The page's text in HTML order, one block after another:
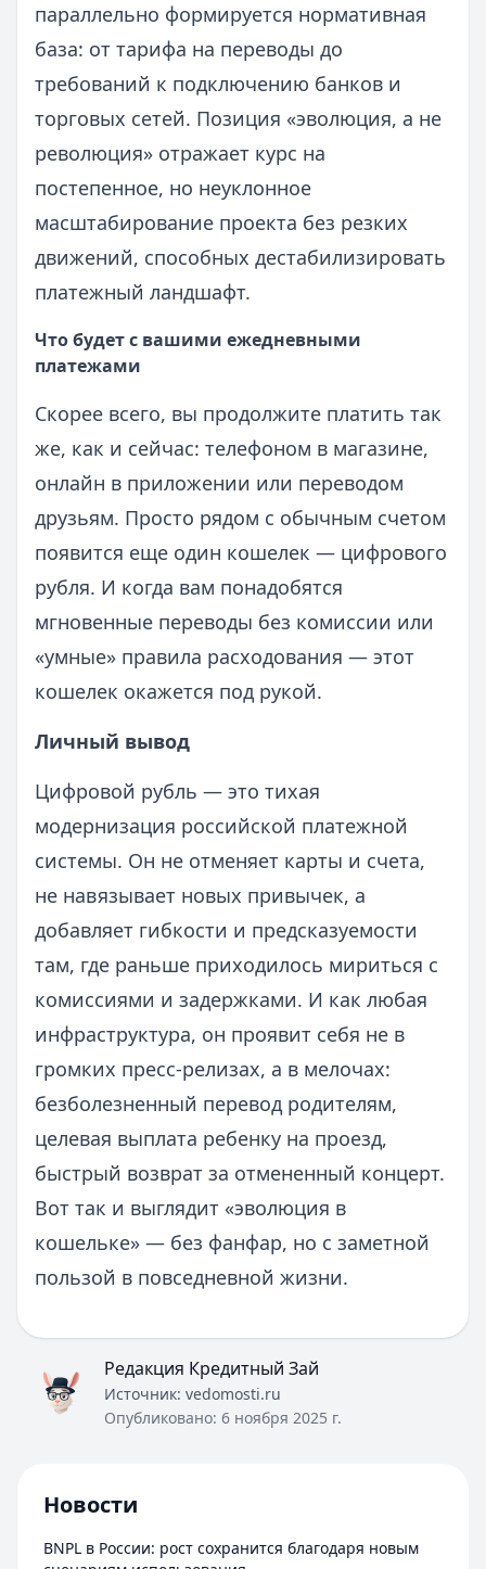
параллельно формируется нормативная
база: от тарифа на переводы до
требований к подключению банков и
торговых сетей. Позиция «эволюция, а не
революция» отражает курс на
постепенное, но неуклонное
масштабирование проекта без резких
движений, способных дестабилизировать
платежный ландшафт.
Что будет с вашими ежедневными
платежами
Скорее всего, вы продолжите платить так
же, как и сейчас: телефоном в магазине,
онлайн в приложении или переводом
друзьям. Просто рядом с обычным счетом
появится еще один кошелек — цифрового
рубля. И когда вам понадобятся
мгновенные переводы без комиссии или
«умные» правила расходования — этот
кошелек окажется под рукой.
Личный вывод
Цифровой рубль — это тихая
модернизация российской платежной
системы. Он не отменяет карты и счета,
не навязывает новых привычек, а
добавляет гибкости и предсказуемости
там, где раньше приходилось мириться с
комиссиями и задержками. И как любая
инфраструктура, он проявит себя не в
громких пресс-релизах, а в мелочах:
безболезненный перевод родителям,
целевая выплата ребенку на проезд,
быстрый возврат за отмененный концерт.
Вот так и выглядит «эволюция в
кошельке» — без фанфар, но с заметной
пользой в повседневной жизни.
Редакция Кредитный Зай
Источник: vedomosti.ru
Опубликовано: 6 ноября 2025 г.
Новости
BNPL в России: рост сохранится благодаря новым